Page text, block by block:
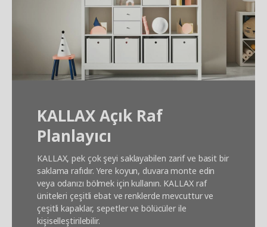
KALLAX Açık Raf
Planlayıcı
KALLAX, pek çok şeyi saklayabilen zarif ve basit bir
saklama rafıdır. Yere koyun, duvara monte edin
veya odanızı bölmek için kullanın. KALLAX raf
üniteleri çeşitli ebat ve renklerde mevcuttur ve
çeşitli kapaklar, sepetler ve bölücüler ile
kişiselleştirilebilir.